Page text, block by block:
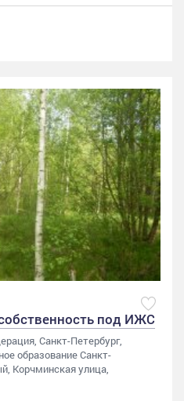
под ИЖС
Санкт-Петербург,
образование Санкт-
Корчминская улица,